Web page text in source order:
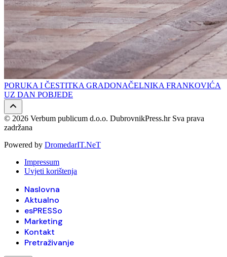
PORUKA I ČESTITKA GRADONAČELNIKA FRANKOVIĆA
UZ DAN POBJEDE
© 2026 Verbum publicum d.o.o. DubrovnikPress.hr Sva prava
zadržana
Powered by DromedarIT.NeT
Impressum
Uvjeti korištenja
Naslovna
Aktualno
esPRESSo
Marketing
Kontakt
Pretraživanje